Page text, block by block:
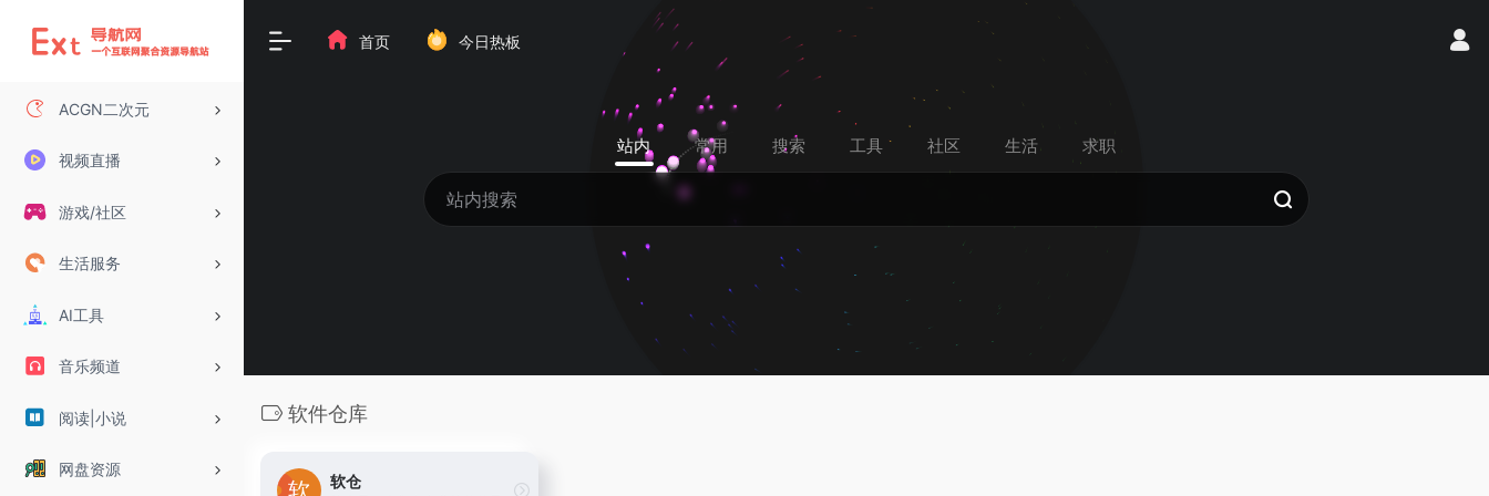
ACGN二次元
视频直播
游戏/社区
生活服务
AI工具
音乐频道
阅读|小说
网盘资源
首页 今日热板
站内 常用 搜索 工具 社区 生活 求职
软件仓库
软仓